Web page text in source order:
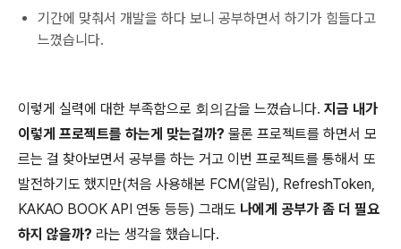
기간에 맞춰서 개발을 하다 보니 공부하면서 하기가 힘들다고
느꼈습니다.
이렇게 실력에 대한 부족함으로 회의감을 느꼈습니다. 지금 내가
이렇게 프로젝트를 하는게 맞는걸까? 물론 프로젝트를 하면서 모
르는 걸 찾아보면서 공부를 하는 거고 이번 프로젝트를 통해서 또
발전하기도 했지만(처음 사용해본 FCM(알림), RefreshToken,
KAKAO BOOK API 연동 등등) 그래도 나에게 공부가 좀 더 필요
하지 않을까? 라는 생각을 했습니다.